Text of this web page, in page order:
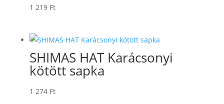
1 219 Ft
SHIMAS HAT Karácsonyi
kötött sapka
1 274 Ft